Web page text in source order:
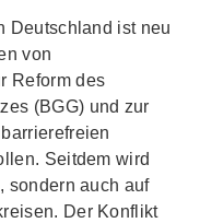
Deutschland ist neu
von
Reform des
(BGG) und zur
Seitdem wird
sondern auch auf
Der Konflikt